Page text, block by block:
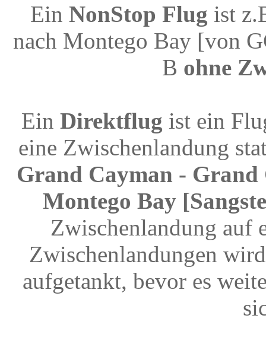
Ein NonStop Flug ist
nach Montego Bay [von
B ohne
Ein Direktflug ist ein
eine Zwischenlandung
Grand Cayman - Grand
Montego Bay
Zwischenlandung auf
Zwischenlandungen
aufgetankt, bevor es